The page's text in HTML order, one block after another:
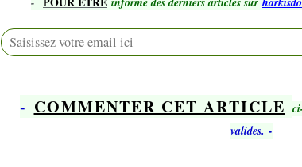
- COMMENTER CET ARTICLE
valides. -